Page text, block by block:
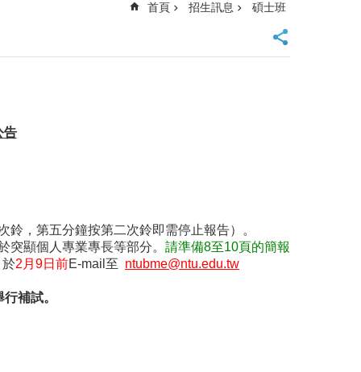
首頁 招生訊息 碩士班
告
，第五分鐘按第二次鈴即需停止報告）。
顯個人專業專長等部分。 請準備8至10頁的簡報
於2月9日前E-mail至 ntubme@ntu.edu.tw
補試。